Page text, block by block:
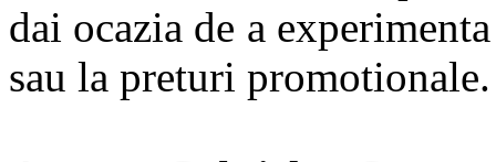
dai ocazia de a
sau la preturi promotionale.